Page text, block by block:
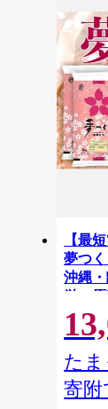
【最
夢つ
沖縄
単一
米 5kg
たま
寄附